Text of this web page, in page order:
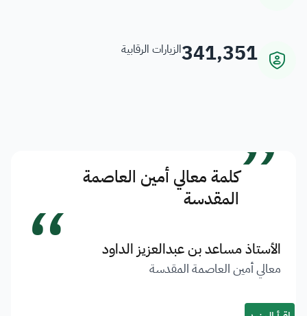
341,351الزيارات الرقابية
”كلمة معالي أمين العاصمة
المقدسة
الأستاذ مساعد بن عبدالعزيز الداود
معالي أمين العاصمة المقدسة “